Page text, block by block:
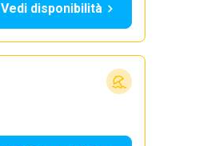
Vedi disponibilità